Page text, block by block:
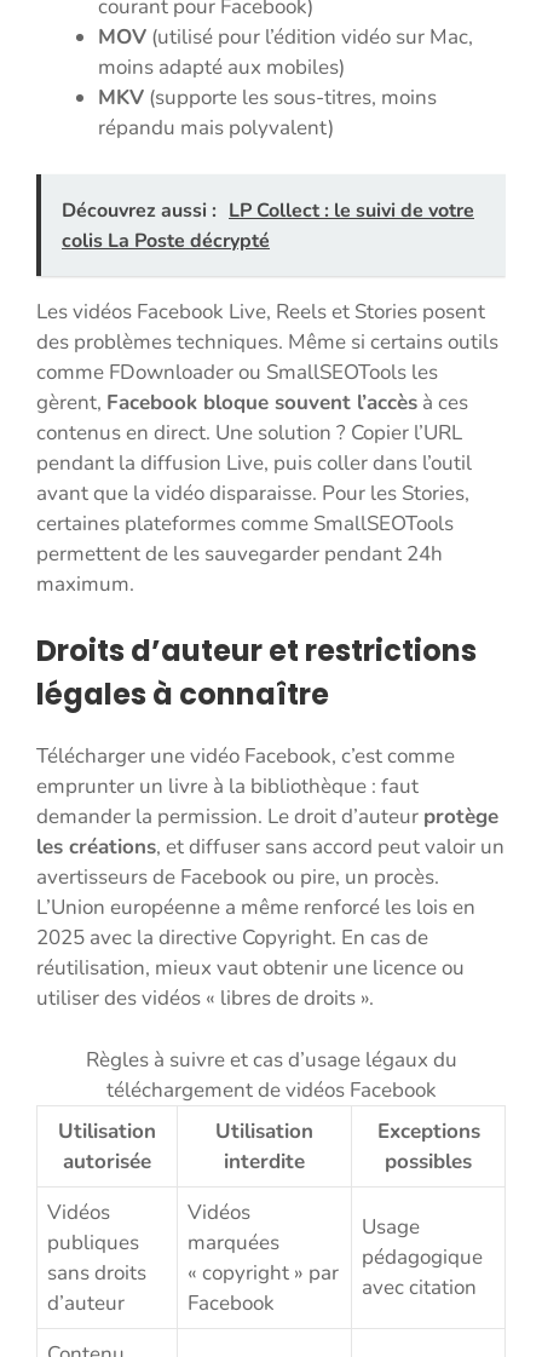
courant pour Facebook)
MOV (utilisé pour l’édition vidéo sur Mac,
moins adapté aux mobiles)
MKV (supporte les sous-titres, moins
répandu mais polyvalent)
Découvrez aussi : LP Collect : le suivi de votre
colis La Poste décrypté
Les vidéos Facebook Live, Reels et Stories posent
des problèmes techniques. Même si certains outils
comme FDownloader ou SmallSEOTools les
gèrent, Facebook bloque souvent l’accès à ces
contenus en direct. Une solution ? Copier l’URL
pendant la diffusion Live, puis coller dans l’outil
avant que la vidéo disparaisse. Pour les Stories,
certaines plateformes comme SmallSEOTools
permettent de les sauvegarder pendant 24h
maximum.
Droits d’auteur et restrictions
légales à connaître
Télécharger une vidéo Facebook, c’est comme
emprunter un livre à la bibliothèque : faut
demander la permission. Le droit d’auteur protège
les créations, et diffuser sans accord peut valoir un
avertisseurs de Facebook ou pire, un procès.
L’Union européenne a même renforcé les lois en
2025 avec la directive Copyright. En cas de
réutilisation, mieux vaut obtenir une licence ou
utiliser des vidéos « libres de droits ».
Règles à suivre et cas d’usage légaux du
téléchargement de vidéos Facebook
Utilisation
autorisée
Utilisation
interdite
Exceptions
possibles
Vidéos
publiques
sans droits
d’auteur
Vidéos
marquées
« copyright » par
Facebook
Usage
pédagogique
avec citation